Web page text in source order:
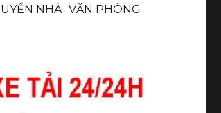
NHÀ- VĂN PHÒNG